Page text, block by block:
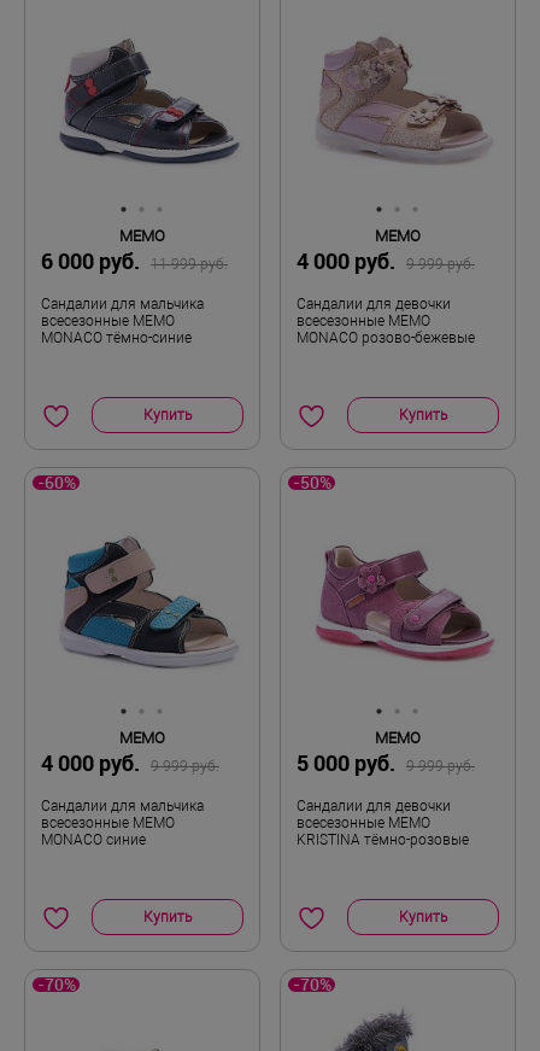
MEMO
6 000 руб. 11 999 руб.
Сандалии для мальчика
всесезонные MEMO
MONACO тёмно-синие
Купить
MEMO
4 000 руб. 9 999 руб.
Сандалии для девочки
всесезонные MEMO
MONACO розово-бежевые
Купить
-60%
MEMO
4 000 руб. 9 999 руб.
Сандалии для мальчика
всесезонные MEMO
MONACO синие
Купить
-50%
MEMO
5 000 руб. 9 999 руб.
Сандалии для девочки
всесезонные MEMO
KRISTINA тёмно-розовые
Купить
-70% -70%